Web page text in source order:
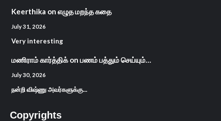
Keerthika on எழுத மறந்த கதை
July 31, 2026
Very interesting
மணிராம் கார்த்திக்on பணம் பத்தும் செய்யும்…
July 30, 2026
நன்றி விஷ்ணு அவர்களுக்கு...
Copyrights